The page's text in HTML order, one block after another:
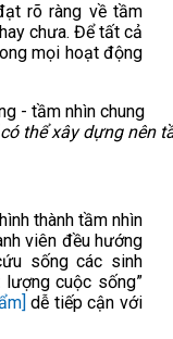
rõ ràng về tầm
chưa. Để tất cả
mọi hoạt động
thể xây dựng nên
thành tầm nhìn
viên đều hướng
sống các sinh
lượng cuộc sống”
dễ tiếp cận với